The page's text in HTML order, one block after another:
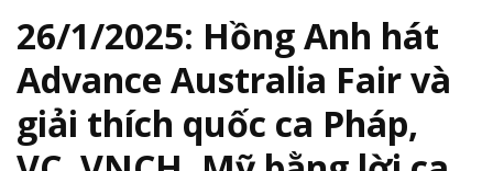
26/1/2025: Hồng Anh hát
Advance Australia Fair và
giải thích quốc ca Pháp,